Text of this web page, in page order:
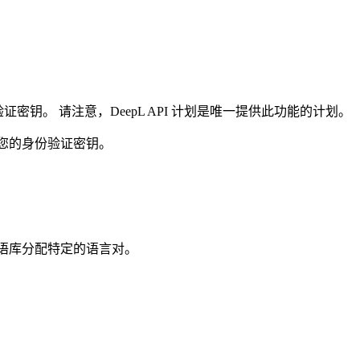
密钥。 请注意，DeepL API 计划是唯一提供此功能的计划。
的身份验证密钥。
分配特定的语言对。